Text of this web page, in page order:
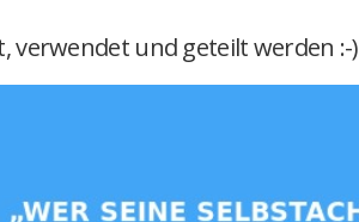
verwendet und geteilt werden :-)